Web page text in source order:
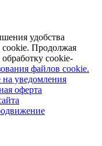
удобства
cookie. Продолжая
обработку cookie-
файлов cookie.
на уведомления
оферта